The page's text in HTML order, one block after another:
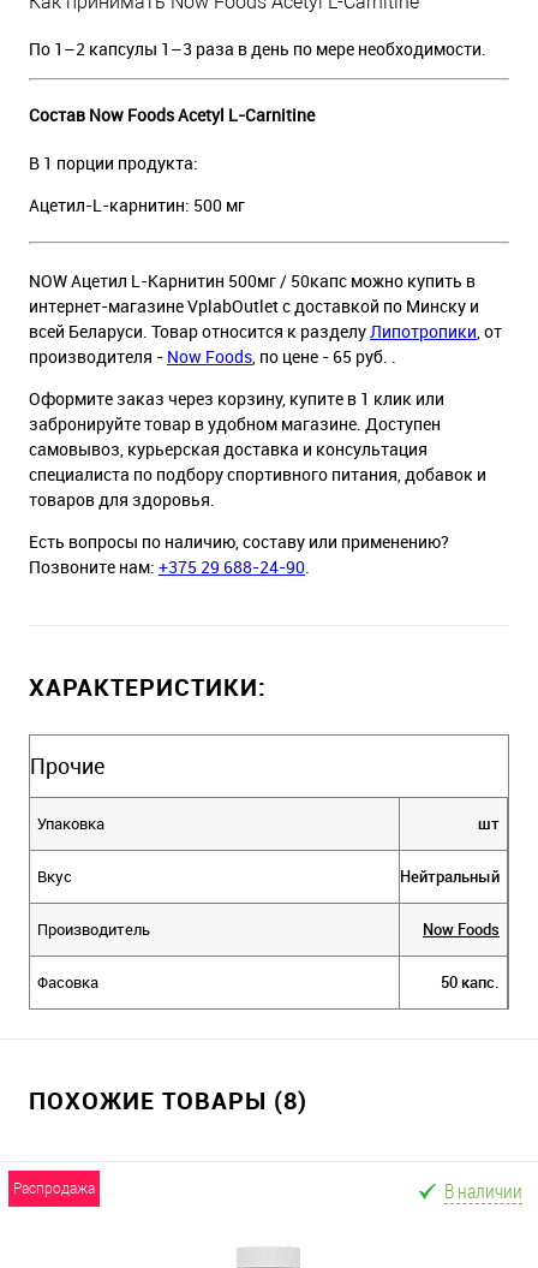
По 1–2 капсулы 1–3 раза в день по мере необходимости.
Состав Now Foods Acetyl L-Carnitine
В 1 порции продукта:
Ацетил-L-карнитин: 500 мг
NOW Ацетил L-Карнитин 500мг / 50капс можно купить в
интернет-магазине VplabOutlet с доставкой по Минску и
всей Беларуси. Товар относится к разделуЛипотропики, от
производителя - Now Foods, по цене - 65 руб. .
Оформите заказ через корзину, купите в 1 клик или
забронируйте товар в удобном магазине. Доступен
самовывоз, курьерская доставка и консультация
специалиста по подбору спортивного питания, добавок и
товаров для здоровья.
Есть вопросы по наличию, составу или применению?
Позвоните нам: +375 29 688-24-90.
ХАРАКТЕРИСТИКИ:
Прочие
Упаковка шт
Вкус Нейтральный
Производитель Now Foods
Фасовка 50 капс.
ПОХОЖИЕ ТОВАРЫ (8)
распродажа В наличии